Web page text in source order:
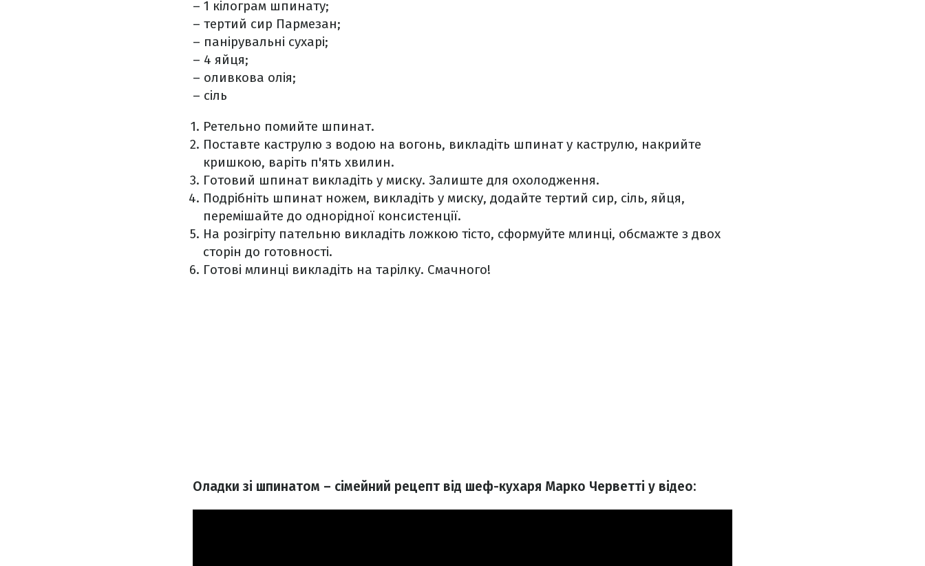
– 1 кілограм шпинату;
– тертий сир Пармезан;
– панірувальні сухарі;
– 4 яйця;
– оливкова олія;
– сіль
Ретельно помийте шпинат.
Поставте каструлю з водою на вогонь, викладіть шпинат у каструлю, накрийте
кришкою, варіть п'ять хвилин.
Готовий шпинат викладіть у миску. Залиште для охолодження.
Подрібніть шпинат ножем, викладіть у миску, додайте тертий сир, сіль, яйця,
перемішайте до однорідної консистенції.
На розігріту пательню викладіть ложкою тісто, сформуйте млинці, обсмажте з двох
сторін до готовності.
Готові млинці викладіть на тарілку. Смачного!
Оладки зі шпинатом – сімейний рецепт від шеф-кухаря Марко Черветті у відео: